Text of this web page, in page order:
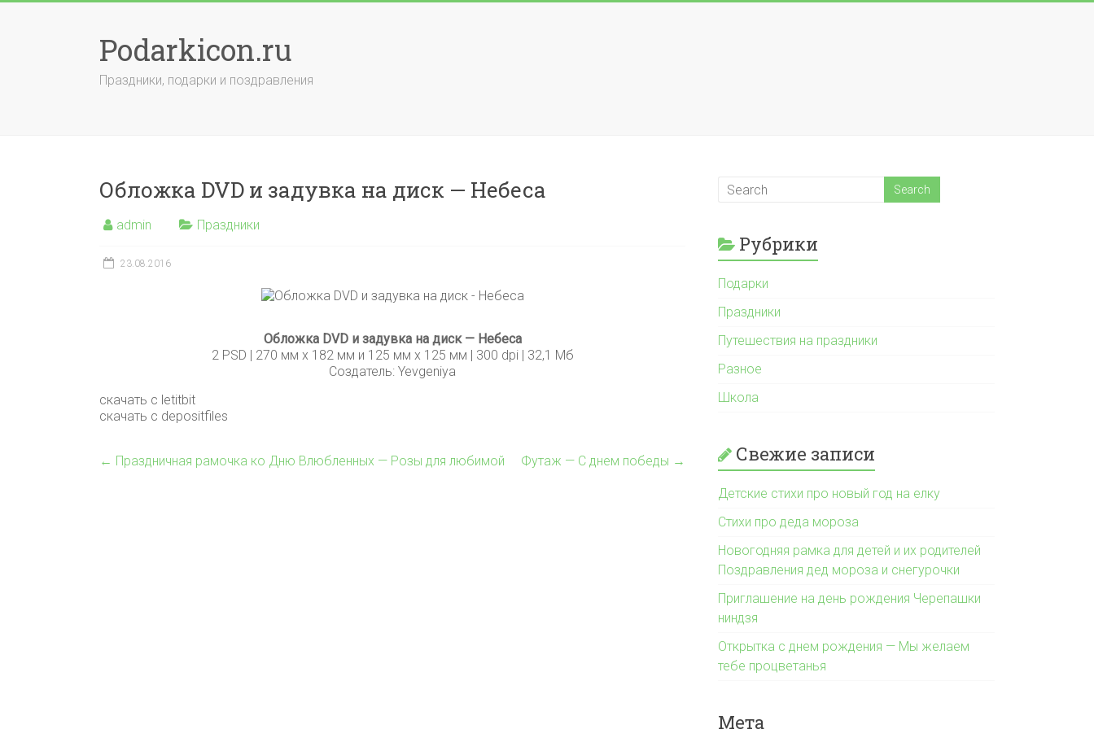
Podarkicon.ru
Праздники, подарки и поздравления
Обложка DVD и задувка на диск — Небеса
admin Праздники
23.08.2016
Обложка DVD и задувка на диск — Небеса
2 PSD | 270 мм х 182 мм и 125 мм х 125 мм | 300 dpi | 32,1 Мб
Создатель: Yevgeniya
скачать с letitbit
скачать с depositfiles
← Праздничная рамочка ко Дню Влюбленных — Розы для любимой Футаж — С днем победы →
Рубрики
Подарки
Праздники
Путешествия на праздники
Разное
Школа
Свежие записи
Детские стихи про новый год на елку
Стихи про деда мороза
Новогодняя рамка для детей и их родителей
Поздравления дед мороза и снегурочки
Приглашение на день рождения Черепашки
ниндзя
Открытка с днем рождения — Мы желаем
тебе процветанья
Мета